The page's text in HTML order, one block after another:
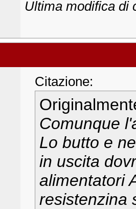
Ultima modifica di
Citazione:
Comunque
Lo butto e
in uscita
alimentatori
resistenzina